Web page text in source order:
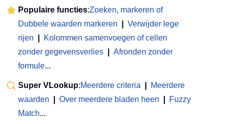
Populaire functies:Zoeken, markeren of
Dubbele waarden markeren
Verwijder lege
rijen
Kolommen samenvoegen of cellen
zonder gegevensverlies
Afronden zonder
formule...
Super VLookup:Meerdere criteria
Meerdere
waarden
Over meerdere bladen heen
Fuzzy
Match...